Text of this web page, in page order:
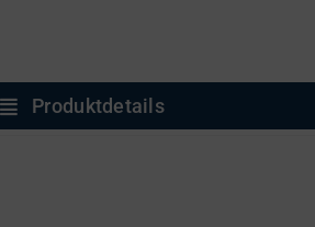
Produktdetails